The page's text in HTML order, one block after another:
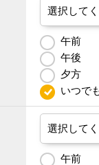
午前
午後
夕方
いつで
午前